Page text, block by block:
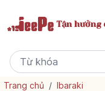
Tận hưởng
Trang chủ / Ibaraki